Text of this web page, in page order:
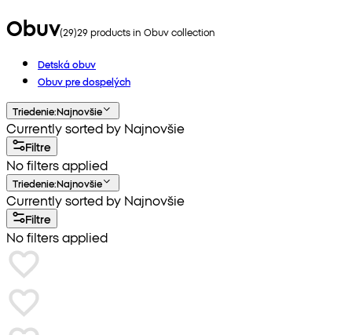
Obuv(29)29 products inObuvcollection
Detská obuv
Obuv pre dospelých
Triedenie:Najnovšie
Currently sorted by Najnovšie
Filtre
No filters applied
Triedenie:Najnovšie
Currently sorted by Najnovšie
Filtre
No filters applied